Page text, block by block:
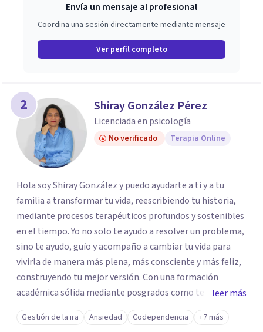
Envía un mensaje al profesional
Coordina una sesión directamente mediante mensaje
Ver perfil completo
2 Shiray González Pérez
Licenciada en psicología
No verificado Terapia Online
Hola soy Shiray González y puedo ayudarte a ti y a tu
familia a transformar tu vida, reescribiendo tu historia,
mediante procesos terapéuticos profundos y sostenibles
en el tiempo. Yo no solo te ayudo a resolver un problema,
sino te ayudo, guío y acompaño a cambiar tu vida para
vivirla de manera más plena, más consciente y más feliz,
construyendo tu mejor versión. Con una formación
académica sólida mediante posgrados como terapeuta
breve, familiar e infantil, así como con respaldo
profesional y experiencia clínica de más de 26 años y
leer más
Gestión de la ira Ansiedad Codependencia +7 más